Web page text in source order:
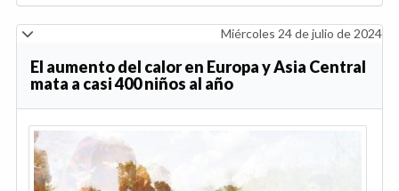
Miércoles 24 de julio de 2024
El aumento del calor en Europa y Asia Central
mata a casi 400 niños al año